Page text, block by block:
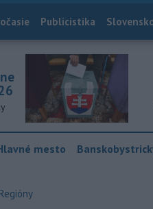
Publicistika
mesto
Regióny